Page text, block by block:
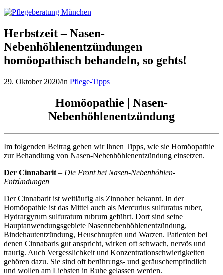
Herbstzeit – Nasen-
Nebenhöhlenentzündungen
homöopathisch behandeln, so gehts!
29. Oktober 2020/in Pflege-Tipps
Homöopathie | Nasen-
Nebenhöhlenentzündung
Im folgenden Beitrag geben wir Ihnen Tipps, wie sie Homöopathie
zur Behandlung von Nasen-Nebenhöhlenentzündung einsetzen.
Der Cinnabarit – Die Front bei Nasen-Nebenhöhlen-
Entzündungen
Der Cinnabarit ist weitläufig als Zinnober bekannt. In der
Homöopathie ist das Mittel auch als Mercurius sulfuratus ruber,
Hydrargyrum sulfuratum rubrum geführt. Dort sind seine
Hauptanwendungsgebiete Nasennebenhöhlenentzündung,
Bindehautentzündung, Heuschnupfen und Warzen. Patienten bei
denen Cinnabaris gut anspricht, wirken oft schwach, nervös und
traurig. Auch Vergesslichkeit und Konzentrationschwierigkeiten
gehören dazu. Sie sind oft berührungs- und geräuschempfindlich
und wollen am Liebsten in Ruhe gelassen werden.